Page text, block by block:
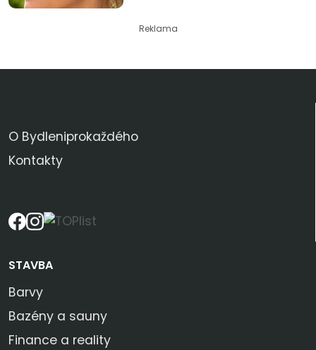
Reklama
O Bydleniprokaždého
Kontakty
STAVBA
Barvy
Bazény a sauny
Finance a reality